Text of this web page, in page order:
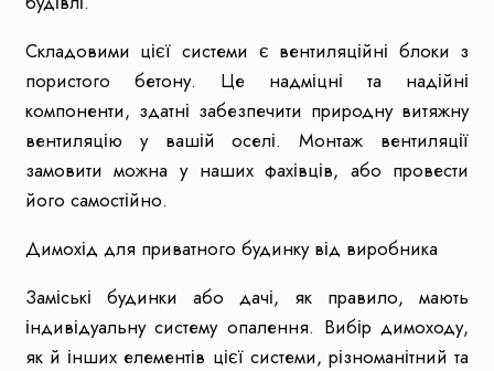
Складовими цієї системи є вентиляційні блоки з
пористого бетону. Це надміцні та надійні
компоненти, здатні забезпечити природну витяжну
вентиляцію у вашій оселі. Монтаж вентиляції
замовити можна у наших фахівців, або провести
його самостійно.
Димохід для приватного будинку від виробника
Заміські будинки або дачі, як правило, мають
індивідуальну систему опалення. Вибір димоходу,
як й інших елементів цієї системи, різноманітний та